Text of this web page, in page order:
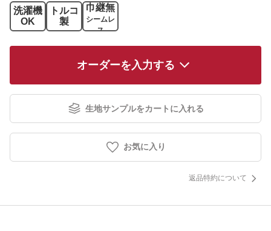
洗濯機
OK
トルコ
製
巾継無
シームレ
ス
オーダーを入力する
生地サンプルをカートに入れる
お気に入り
返品特約について